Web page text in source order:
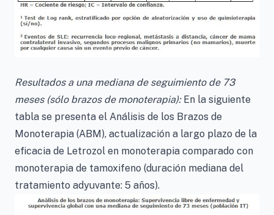
Resultados a una mediana de seguimiento de 73
meses (sólo brazos de monoterapia):En la siguiente
tabla se presenta el Análisis de los Brazos de
Monoterapia (ABM), actualización a largo plazo de la
eficacia de Letrozol en monoterapia comparado con
monoterapia de tamoxifeno (duración mediana del
tratamiento adyuvante: 5 años).